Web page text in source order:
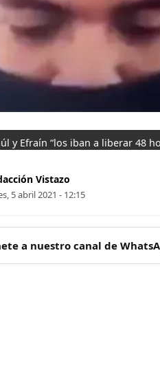
y Efraín “los iban a liberar 48
Vistazo
5 abril 2021 - 12:15
a nuestro canal de